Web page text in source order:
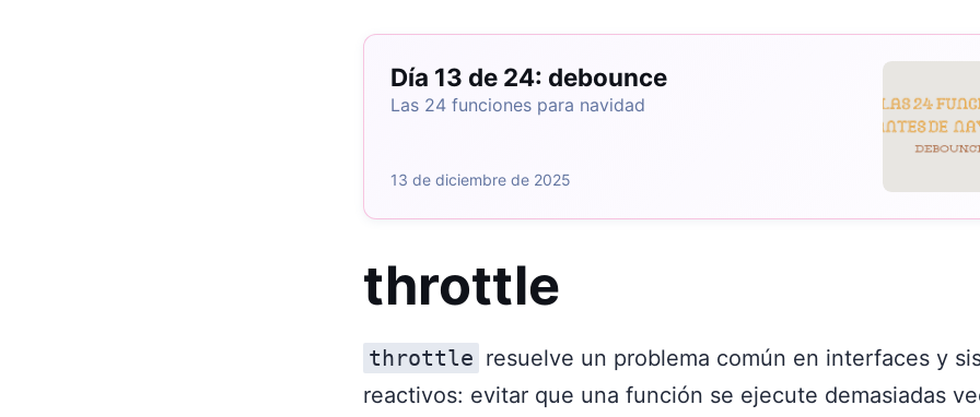
Día 13 de 24: debounce
Las 24 funciones para navidad
13 de diciembre de 2025
throttle
throttle resuelve un problema común en interfaces y
reactivos: evitar que una función se ejecute demasiadas